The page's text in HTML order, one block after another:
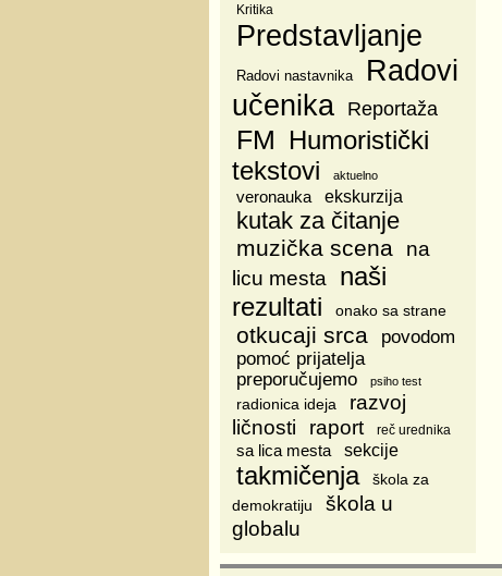
Kritika
Predstavljanje
Radovi nastavnika
Radovi
učenika
Reportaža
FM Humoristički
tekstovi
aktuelno
veronauka ekskurzija
kutak za čitanje
muzička scena
na
licu mesta
naši
rezultati
onako sa strane
otkucaji srca povodom
pomoć prijatelja
preporučujemo
psiho test
radionica ideja
razvoj
ličnosti
raport reč urednika
sa lica mesta sekcije
takmičenja
škola za
demokratiju
škola u
globalu